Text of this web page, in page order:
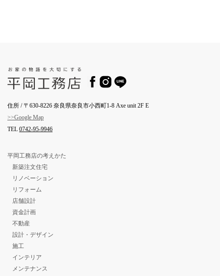
住所 / 〒630-8226 奈良県奈良市小西町1-8 Axe unit 2F E
>>Google Map
TEL 0742-95-9946
平岡工務店の考えかた
新築注文住宅
リノベーション
リフォーム
店舗設計
資金計画
不動産
設計・デザイン
施工
インテリア
メンテナンス